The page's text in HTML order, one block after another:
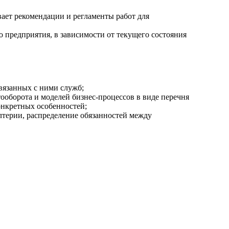
рекомендации и регламенты работ для
в зависимости от текущего состояния
с ними служб;
и моделей бизнес-процессов в виде перечня
особенностей;
распределение обязанностей между